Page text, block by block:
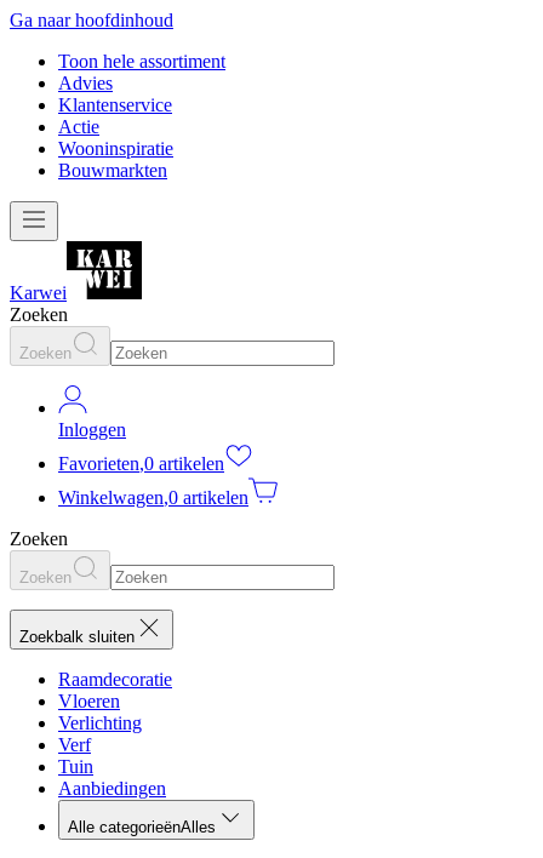
Ga naar hoofdinhoud
Toon hele assortiment
Advies
Klantenservice
Actie
Wooninspiratie
Bouwmarkten
Karwei
Zoeken
Zoeken
Inloggen
Favorieten,0 artikelen
Winkelwagen,0 artikelen
Zoeken
Zoeken
Zoekbalk sluiten
Raamdecoratie
Vloeren
Verlichting
Verf
Tuin
Aanbiedingen
Alle categorieënAlles